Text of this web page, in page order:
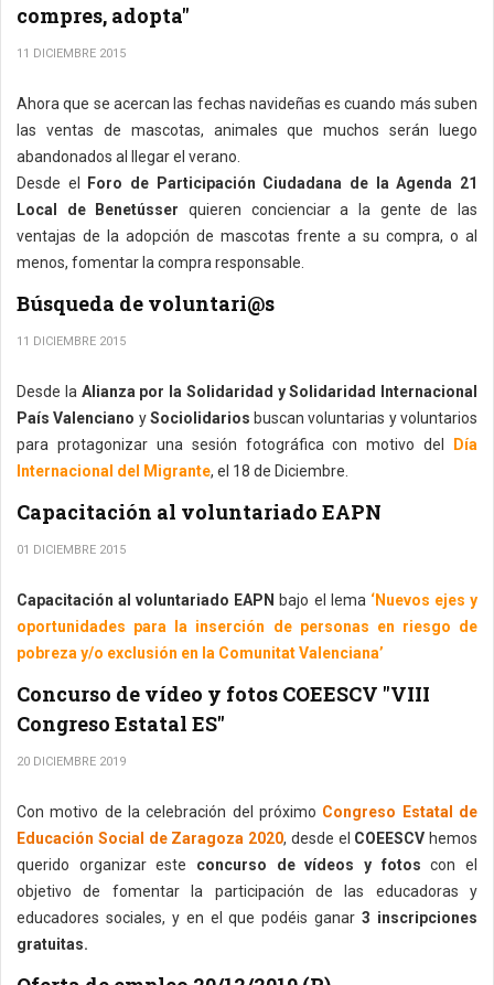
compres, adopta"
11 DICIEMBRE 2015
Ahora que se acercan las fechas navideñas es cuando más suben
las ventas de mascotas, animales que muchos serán luego
abandonados al llegar el verano.
Desde el
Foro de Participación Ciudadana de la Agenda 21
Local de Benetússer quieren concienciar a la gente de las
ventajas de la adopción de mascotas frente a su compra, o al
menos, fomentar la compra responsable.
Búsqueda de voluntari@s
11 DICIEMBRE 2015
Desde la Alianza por la Solidaridad y Solidaridad Internacional
País Valenciano ySociolidarios buscan voluntarias y voluntarios
para protagonizar una sesión fotográfica con motivo del
Día
Internacional del Migrante, el 18 de Diciembre.
Capacitación al voluntariado EAPN
01 DICIEMBRE 2015
Capacitación al voluntariado EAPN bajo el lema ‘Nuevos ejes y
oportunidades para la inserción de personas en riesgo de
pobreza y/o exclusión en la Comunitat Valenciana’
Concurso de vídeo y fotos COEESCV "VIII
Congreso Estatal ES"
20 DICIEMBRE 2019
Con motivo de la celebración del próximo Congreso Estatal de
Educación Social de Zaragoza 2020, desde el COEESCV hemos
querido organizar este concurso de vídeos y fotos con el
objetivo de fomentar la participación de las educadoras y
educadores sociales, y en el que podéis ganar3 inscripciones
gratuitas.